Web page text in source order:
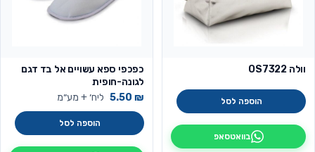
וולה OS7322
הוספה לסל
בוואטסאפ
כפכפי ספא עשויים אל בד דגם
לגונה-חופית
5.50 ₪ ליח׳ + מע״מ
הוספה לסל